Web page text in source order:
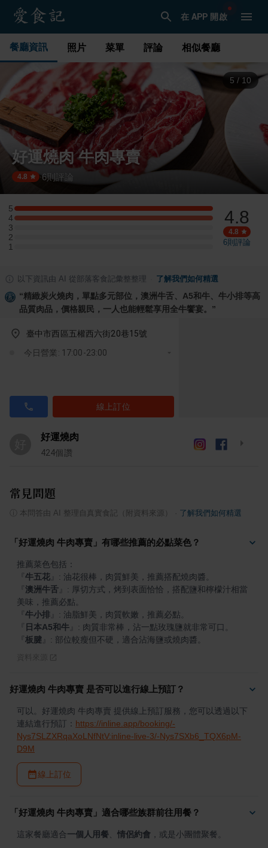
在 APP 開啟
餐廳資訊 照片 菜單 評論 相似餐廳
5 / 10
好運燒肉 牛肉專賣
4.8 ·6則評論
5
5 星：2 則評論
4
4 星：2 則評論
3
3 星：0 則評論
2
2 星：0 則評論
1
1 星：0 則評論
4.8
4.8
6則評論
以下資訊由 AI 從部落客食記彙整整理 了解我們如何精選
“精緻炭火燒肉，單點多元部位，澳洲牛舌、A5和牛、牛小排等高
品質肉品，價格親民，一人也能輕鬆享用全牛饗宴。 ”
臺中市西區五權西六街20巷15號
今日營業: 17:00-23:00
線上訂位
好運燒肉
424個讚
常見問題
本問答由 AI 整理自真實食記（附資料來源） 了解我們如何精選
「好運燒肉 牛肉專賣」有哪些推薦的必點菜色？
牛五花
澳洲牛舌
: 厚切方式，烤到表面恰恰，搭配鹽和檸檬汁相當
牛小排
日本A5和牛
板腱 : 部位較瘦但不硬，適合沾海鹽或燒肉醬。
好運燒肉 牛肉專賣 是否可以進行線上預訂？
可以。好運燒肉 牛肉專賣 提供線上預訂服務，您可以透過以下
連結進行預訂： https://inline.app/booking/-
Nys7SLZXRqaXoLNfNtV:inline-live-3/-Nys7SXb6_TQX6pM-
D9M
線上訂位
「好運燒肉 牛肉專賣」適合哪些族群前往用餐？
這家餐廳適合一個人用餐 情侶約會 ，或是小團體聚餐。